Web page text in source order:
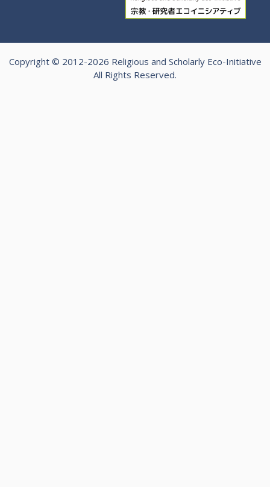
Copyright © 2012-2026 Religious and Scholarly Eco-Initiative
All Rights Reserved.